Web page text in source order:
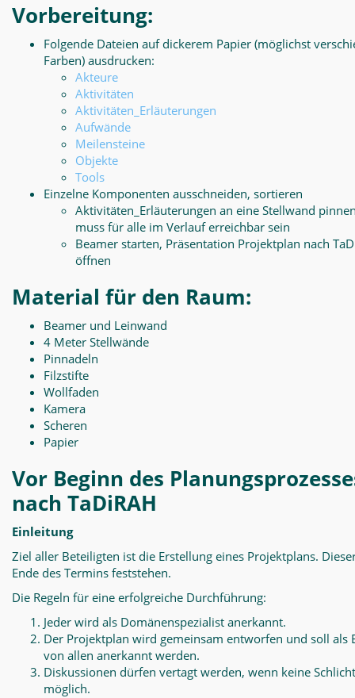
Vorbereitung:
Folgende Dateien auf dickerem Papier (möglichst
Farben) ausdrucken:
Akteure
Aktivitäten
Aktivitäten_Erläuterungen
Aufwände
Meilensteine
Objekte
Tools
Einzelne Komponenten ausschneiden, sortieren
Aktivitäten_Erläuterungen an eine Stellwand
muss für alle im Verlauf erreichbar sein
Beamer starten, Präsentation Projektplan nach
öffnen
Material für den Raum:
Beamer und Leinwand
4 Meter Stellwände
Pinnadeln
Filzstifte
Wollfaden
Kamera
Scheren
Papier
Vor Beginn des
nach TaDiRAH
Einleitung
Ziel aller Beteiligten ist die Erstellung eines Projektplans.
Ende des Termins feststehen.
Die Regeln für eine erfolgreiche Durchführung:
Jeder wird als Domänenspezialist anerkannt.
Der Projektplan wird gemeinsam entworfen und soll als
von allen anerkannt werden.
Diskussionen dürfen vertagt werden, wenn keine
möglich.